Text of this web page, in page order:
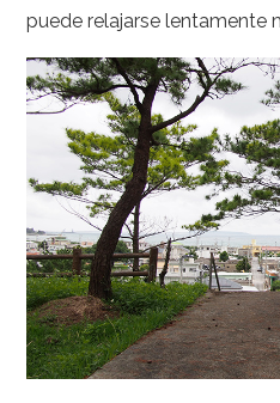
puede relajarse lentamente